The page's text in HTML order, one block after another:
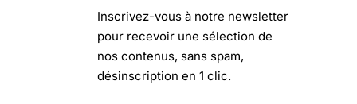
Inscrivez-vous à notre newsletter
pour recevoir une sélection de
nos contenus, sans spam,
désinscription en 1 clic.